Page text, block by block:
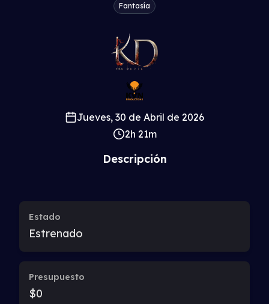
Fantasía
Jueves, 30 de Abril de 2026
2h 21m
Descripción
Estado
Estrenado
Presupuesto
$0